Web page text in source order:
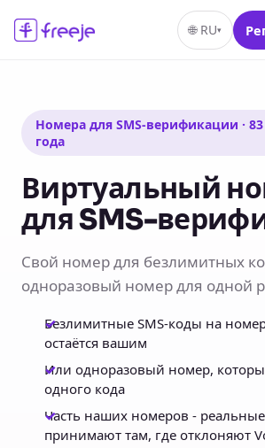
🌐 RU▾
Номера для SMS-верификации · 83
года
Виртуальный
для SMS-
Свой номер для безлимитных
одноразовый номер для одной
Безлимитные SMS-коды на
остаётся вашим
Или одноразовый номер,
одного кода
Часть наших номеров -
принимают там, где отклоняют